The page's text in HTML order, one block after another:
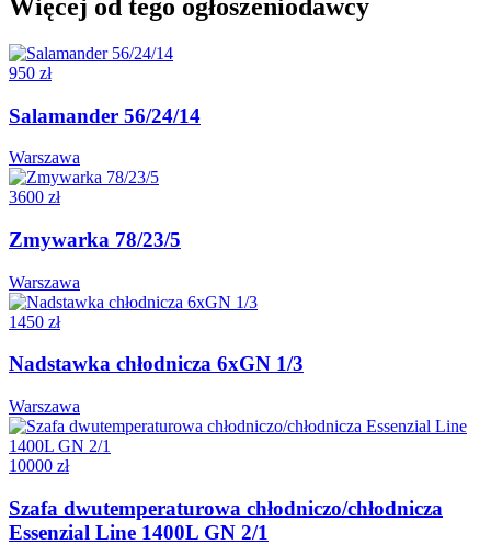
Więcej od tego ogłoszeniodawcy
950 zł
Salamander 56/24/14
Warszawa
3600 zł
Zmywarka 78/23/5
Warszawa
1450 zł
Nadstawka chłodnicza 6xGN 1/3
Warszawa
10000 zł
Szafa dwutemperaturowa chłodniczo/chłodnicza
Essenzial Line 1400L GN 2/1